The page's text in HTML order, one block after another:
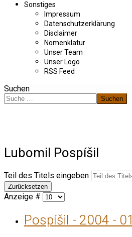
Sonstiges
Impressum
Datenschutzerklärung
Disclaimer
Nomenklatur
Unser Team
Unser Logo
RSS Feed
Suchen
Suchen
Lubomil Pospíšil
Teil des Titels eingeben
Zurücksetzen
Anzeige #
Pospíšil - 2004 - 01